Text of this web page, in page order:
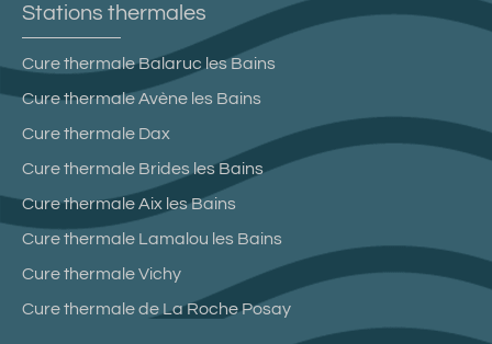
Stations thermales
Cure thermale Balaruc les Bains
Cure thermale Avène les Bains
Cure thermale Dax
Cure thermale Brides les Bains
Cure thermale Aix les Bains
Cure thermale Lamalou les Bains
Cure thermale Vichy
Cure thermale de La Roche Posay